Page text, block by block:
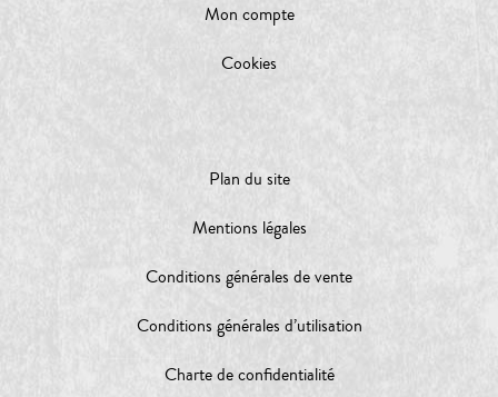
Mon compte
Cookies
Plan du site
Mentions légales
Conditions générales de vente
Conditions générales d’utilisation
Charte de confidentialité